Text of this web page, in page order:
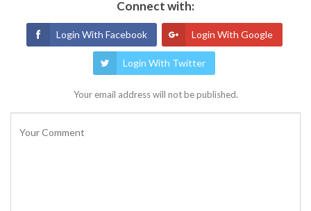
Connect with:
Login With Facebook Login With Google
Login With Twitter
Your email address will not be published.